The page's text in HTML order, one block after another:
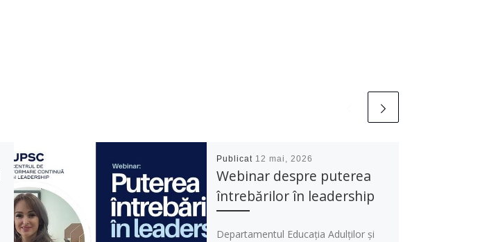
Publicat 12 mai, 2026
Webinar despre puterea
întrebărilor în leadership
Departamentul Educația Adulților și